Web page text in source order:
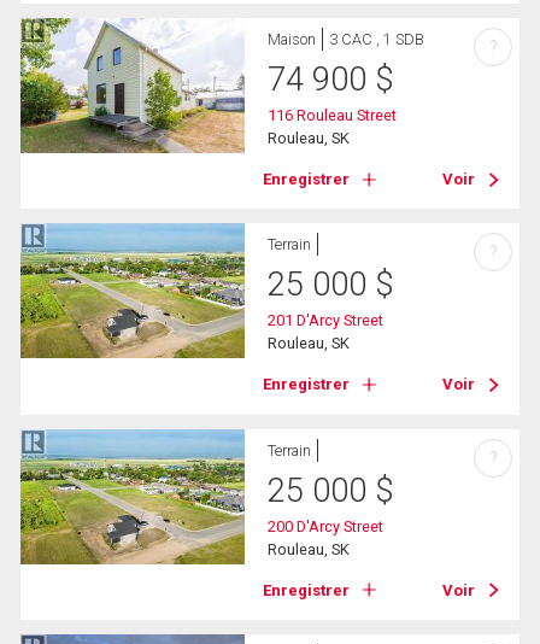
Maison 3 CAC , 1 SDB
74 900 $
116 Rouleau Street
Rouleau, SK
Enregistrer Voir
?
Terrain
25 000 $
201 D'Arcy Street
Rouleau, SK
Enregistrer Voir
?
Terrain
25 000 $
200 D'Arcy Street
Rouleau, SK
Enregistrer Voir
?